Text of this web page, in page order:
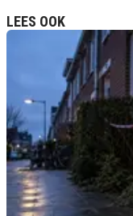
LEES OOK